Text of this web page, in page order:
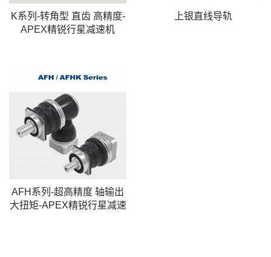
K系列-转角型 直齿 高精度-
APEX精锐行星减速机
上银直线导轨
AFH系列-超高精度 轴输出
大扭矩-APEX精锐行星减速